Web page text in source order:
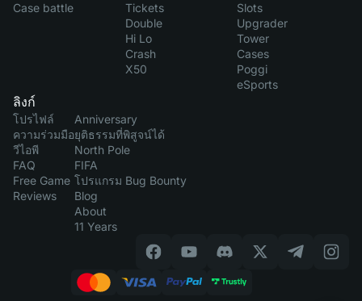
Case battle
Tickets
Double
Hi Lo
Crash
X50
Slots
Upgrader
Tower
Cases
Poggi
eSports
ลิงก์
โปรไฟล์
ความร่วมมือ
วีไอพี
FAQ
Free Game
Reviews
Anniversary
ยุติธรรมที่พิสูจน์ได้
North Pole
FIFA
โปรแกรม Bug Bounty
Blog
About
11 Years